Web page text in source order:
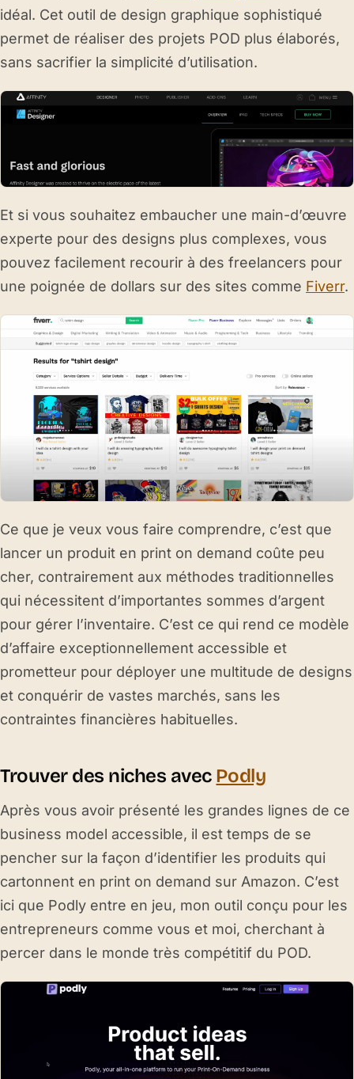
idéal. Cet outil de design graphique sophistiqué
permet de réaliser des projets POD plus élaborés,
sans sacrifier la simplicité d’utilisation.
Et si vous souhaitez embaucher une main-d’œuvre
experte pour des designs plus complexes, vous
pouvez facilement recourir à des freelancers pour
une poignée de dollars sur des sites comme Fiverr.
Ce que je veux vous faire comprendre, c’est que
lancer un produit en print on demand coûte peu
cher, contrairement aux méthodes traditionnelles
qui nécessitent d’importantes sommes d’argent
pour gérer l’inventaire. C’est ce qui rend ce modèle
d’affaire exceptionnellement accessible et
prometteur pour déployer une multitude de designs
et conquérir de vastes marchés, sans les
contraintes financières habituelles.
Trouver des niches avec Podly
Après vous avoir présenté les grandes lignes de ce
business model accessible, il est temps de se
pencher sur la façon d’identifier les produits qui
cartonnent en print on demand sur Amazon. C’est
ici que Podly entre en jeu, mon outil conçu pour les
entrepreneurs comme vous et moi, cherchant à
percer dans le monde très compétitif du POD.